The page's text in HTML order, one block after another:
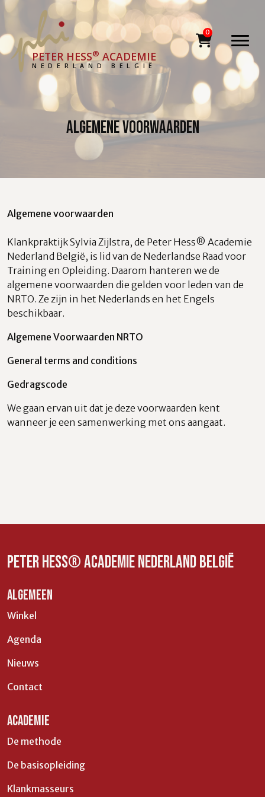
PETER HESS® ACADEMIE
NEDERLAND BELGIË
Algemene voorwaarden
Algemene voorwaarden
Klankpraktijk Sylvia Zijlstra, de Peter Hess® Academie
Nederland België, is lid van de Nederlandse Raad voor
Training en Opleiding. Daarom hanteren we de
algemene voorwaarden die gelden voor leden van de
NRTO. Ze zijn in het Nederlands en het Engels
beschikbaar.
Algemene Voorwaarden NRTO
General terms and conditions
Gedragscode
We gaan ervan uit dat je deze voorwaarden kent
wanneer je een samenwerking met ons aangaat.
Peter Hess® Academie Nederland België
ALGEMEEN
Winkel
Agenda
Nieuws
Contact
ACADEMIE
De methode
De basisopleiding
Klankmasseurs